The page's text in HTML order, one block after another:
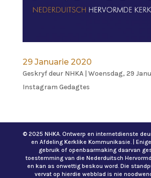
29 Januarie 2020
Geskryf deur NHKA| Woensdag, 29
Instagram Gedagtes
© 2025 NHKA. Ontwerp en internetdienste
en Afdeling Kerklike Kommunikasie. |
gebruik of openbaarmaking daarvan
toestemming van die Nederduitsch
en kan as onwettig beskou word. Die
vervat op hierdie webblad is nie